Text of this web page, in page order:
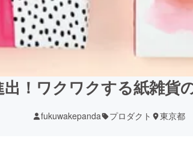
出！ワクワクする紙雑貨
fukuwakepanda プロダクト 東京都